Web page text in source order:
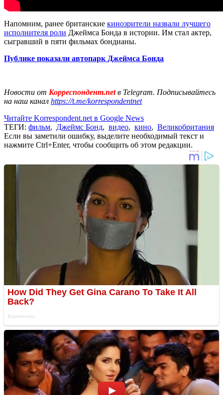
Напомним, ранее британские кинозрители назвали лучшего
исполнителя роли Джеймса Бонда в истории. Им стал актер,
сыгравший в пяти фильмах бондианы.
Публике показали автопарк Джеймса Бонда
Новости от Корреспондент.netв Telegram. Подписывайтесь
на наш канал https://t.me/korrespondentnet
Читайте Korrespondent.net в Google News
ТЕГИ: фильм, Джеймс Бонд, видео, кино, Великобритания
Если вы заметили ошибку, выделите необходимый текст и
нажмите Ctrl+Enter, чтобы сообщить об этом редакции.